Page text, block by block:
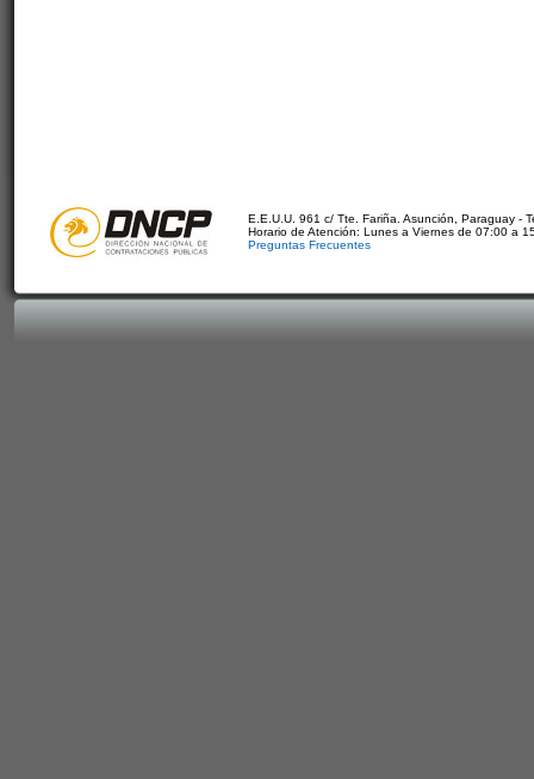
E.E.U.U. 961 c/ Tte. Fariña. Asunción, Paraguay -
Horario de Atención: Lunes a Viernes de 07:00 a
Preguntas Frecuentes